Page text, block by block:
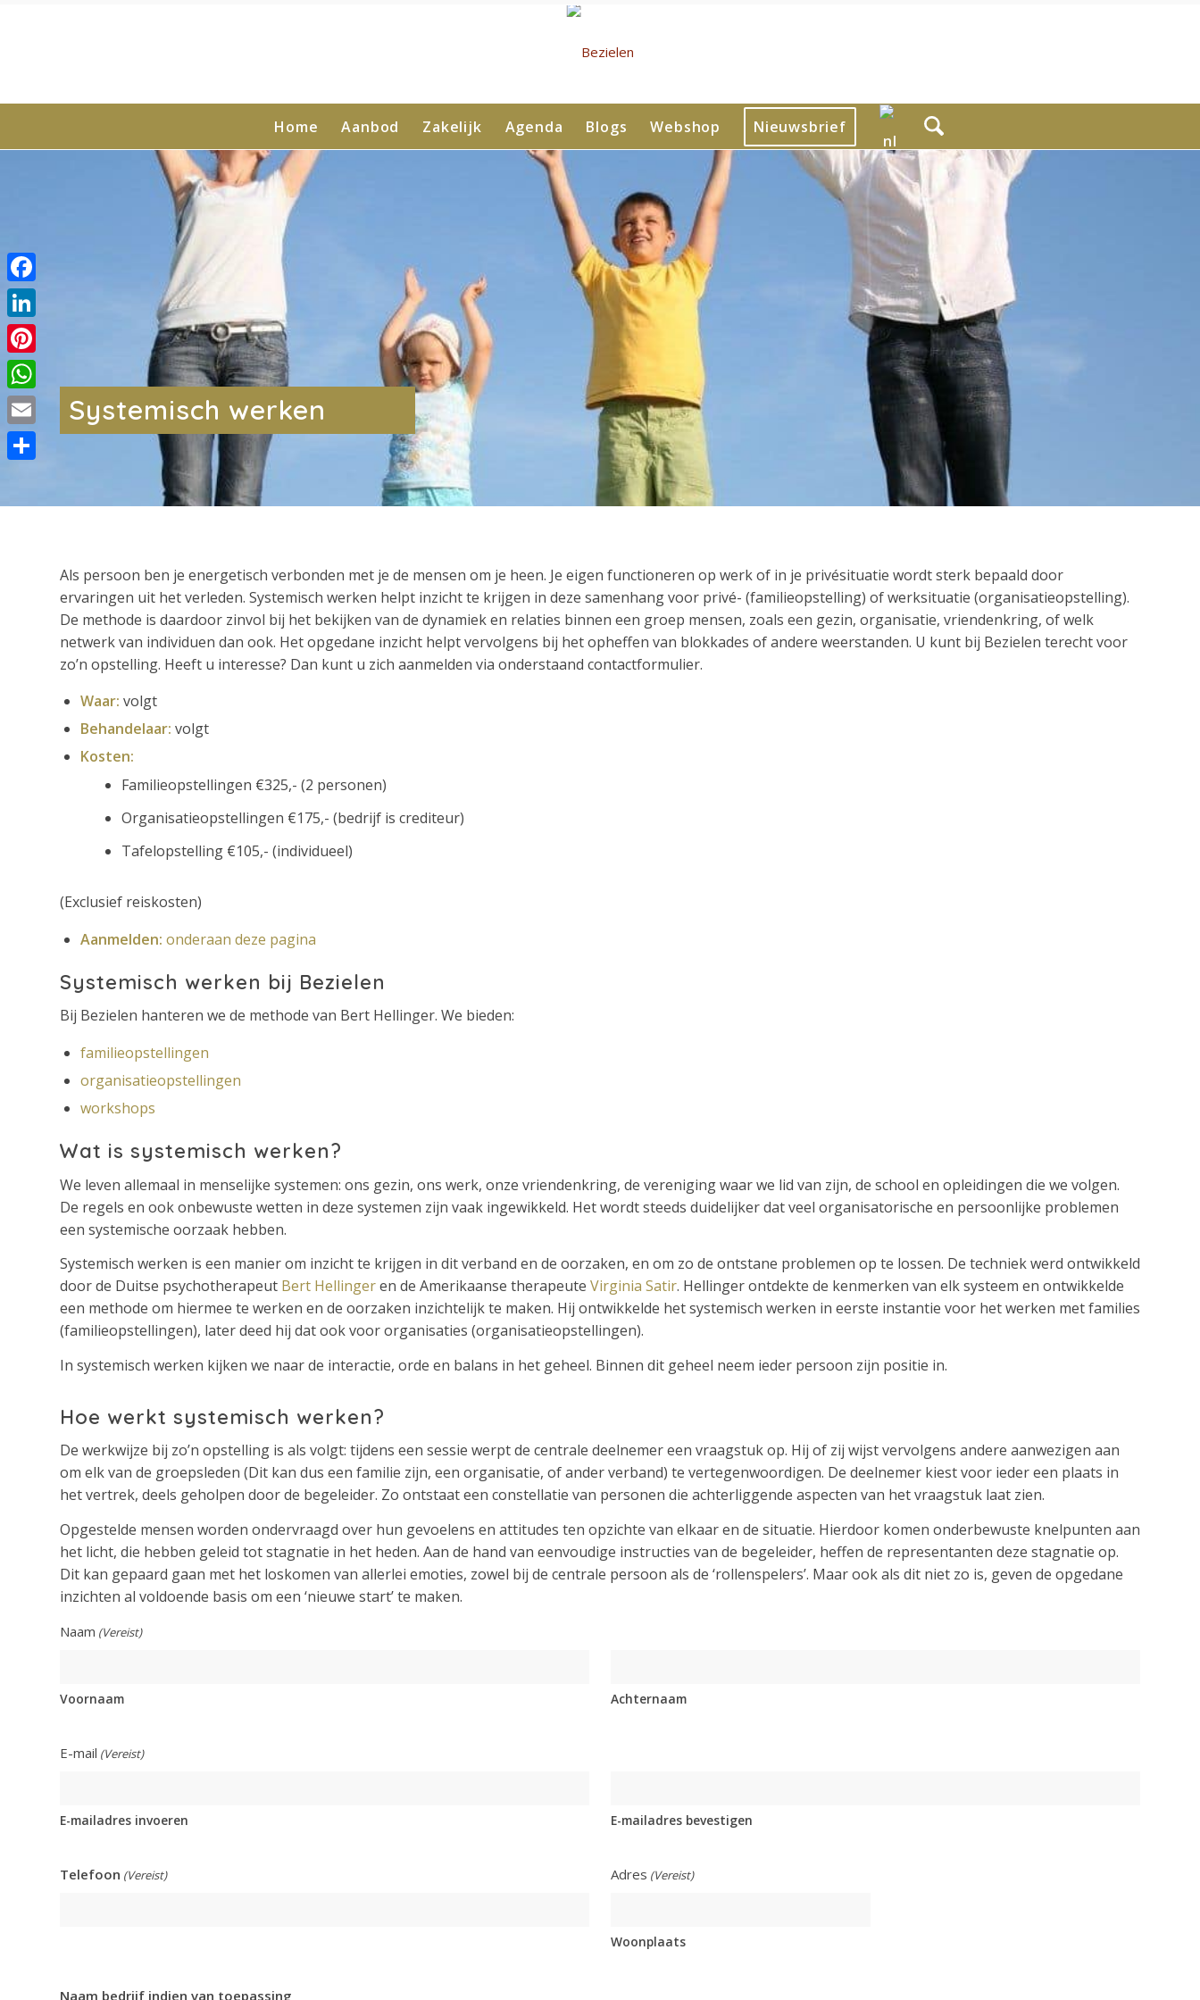
Home Aanbod Zakelijk Agenda Blogs Webshop Nieuwsbrief
Systemisch werken
Als persoon ben je energetisch verbonden met je de mensen om je heen. Je eigen functioneren op werk of in je privésituatie wordt sterk bepaald door
ervaringen uit het verleden. Systemisch werken helpt inzicht te krijgen in deze samenhang voor privé- (familieopstelling) of werksituatie (organisatieopstelling).
De methode is daardoor zinvol bij het bekijken van de dynamiek en relaties binnen een groep mensen, zoals een gezin, organisatie, vriendenkring, of welk
netwerk van individuen dan ook. Het opgedane inzicht helpt vervolgens bij het opheffen van blokkades of andere weerstanden. U kunt bij Bezielen terecht voor
zo’n opstelling. Heeft u interesse? Dan kunt u zich aanmelden via onderstaand contactformulier.
Waar: volgt
Behandelaar: volgt
Kosten:
Familieopstellingen €325,- (2 personen)
Organisatieopstellingen €175,- (bedrijf is crediteur)
Tafelopstelling €105,- (individueel)
(Exclusief reiskosten)
Aanmelden: onderaan deze pagina
Systemisch werken bij Bezielen
Bij Bezielen hanteren we de methode van Bert Hellinger. We bieden:
familieopstellingen
organisatieopstellingen
workshops
Wat is systemisch werken?
We leven allemaal in menselijke systemen: ons gezin, ons werk, onze vriendenkring, de vereniging waar we lid van zijn, de school en opleidingen die we volgen.
De regels en ook onbewuste wetten in deze systemen zijn vaak ingewikkeld. Het wordt steeds duidelijker dat veel organisatorische en persoonlijke problemen
een systemische oorzaak hebben.
Systemisch werken is een manier om inzicht te krijgen in dit verband en de oorzaken, en om zo de ontstane problemen op te lossen. De techniek werd ontwikkeld
door de Duitse psychotherapeut Bert Hellingeren de Amerikaanse therapeute Virginia Satir. Hellinger ontdekte de kenmerken van elk systeem en ontwikkelde
een methode om hiermee te werken en de oorzaken inzichtelijk te maken. Hij ontwikkelde het systemisch werken in eerste instantie voor het werken met families
(familieopstellingen), later deed hij dat ook voor organisaties (organisatieopstellingen).
In systemisch werken kijken we naar de interactie, orde en balans in het geheel. Binnen dit geheel neem ieder persoon zijn positie in.
Hoe werkt systemisch werken?
De werkwijze bij zo’n opstelling is als volgt: tijdens een sessie werpt de centrale deelnemer een vraagstuk op. Hij of zij wijst vervolgens andere aanwezigen aan
om elk van de groepsleden (Dit kan dus een familie zijn, een organisatie, of ander verband) te vertegenwoordigen. De deelnemer kiest voor ieder een plaats in
het vertrek, deels geholpen door de begeleider. Zo ontstaat een constellatie van personen die achterliggende aspecten van het vraagstuk laat zien.
Opgestelde mensen worden ondervraagd over hun gevoelens en attitudes ten opzichte van elkaar en de situatie. Hierdoor komen onderbewuste knelpunten aan
het licht, die hebben geleid tot stagnatie in het heden. Aan de hand van eenvoudige instructies van de begeleider, heffen de representanten deze stagnatie op.
Dit kan gepaard gaan met het loskomen van allerlei emoties, zowel bij de centrale persoon als de ‘rollenspelers’. Maar ook als dit niet zo is, geven de opgedane
inzichten al voldoende basis om een ‘nieuwe start’ te maken.
Naam (Vereist)
Voornaam Achternaam
E-mail (Vereist)
E-mailadres invoeren E-mailadres bevestigen
Telefoon (Vereist) Adres (Vereist)
Woonplaats
Naam bedrijf indien van toepassing
Facebook
LinkedIn
Pinterest
WhatsApp
Email